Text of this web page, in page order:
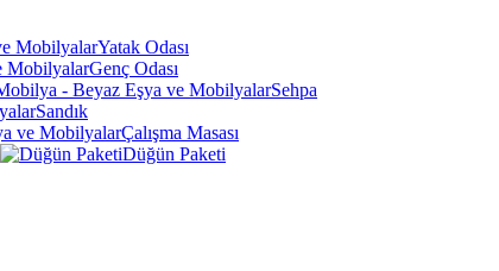
Yatak Odası
Genç Odası
Sehpa
Sandık
Çalışma Masası
Düğün Paketi